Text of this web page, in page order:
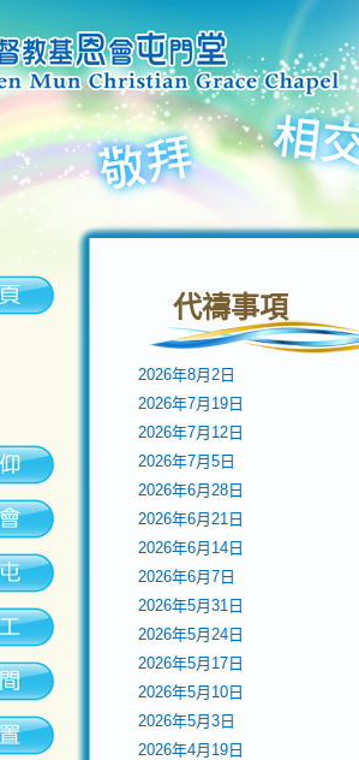
代禱事項
2026年8月2日
2026年7月19日
2026年7月12日
2026年7月5日
2026年6月28日
2026年6月21日
2026年6月14日
2026年6月7日
2026年5月31日
2026年5月24日
2026年5月17日
2026年5月10日
2026年5月3日
2026年4月19日